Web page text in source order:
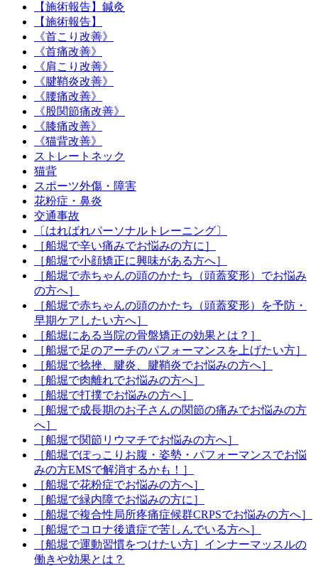
【施術報告】鍼灸
【施術報告】
《首こり改善》
《首痛改善》
《肩こり改善》
《腱鞘炎改善》
《腰痛改善》
《股関節痛改善》
《膝痛改善》
《猫背改善》
ストレートネック
猫背
スポーツ外傷・障害
花粉症・鼻炎
交通事故
〔はればれパーソナルトレーニング〕
［船堀で辛い痛みでお悩みの方に］
［船堀で小顔矯正に興味がある方へ］
［船堀で赤ちゃんの頭のかたち（頭蓋変形）でお悩み
の方へ］
［船堀で赤ちゃんの頭のかたち（頭蓋変形）を予防・
早期ケアしたい方へ］
［船堀にある当院の骨盤矯正の効果とは？］
［船堀で足のアーチのパフォーマンスを上げたい方］
［船堀で捻挫、腱炎、腱鞘炎でお悩みの方へ］
［船堀で肉離れでお悩みの方へ］
［船堀で打撲でお悩みの方へ］
［船堀で成長期のお子さんの関節の痛みでお悩みの方
へ］
［船堀で関節リウマチでお悩みの方へ］
［船堀でぽっこりお腹・姿勢・パフォーマンスでお悩
みの方EMSで解消するかも！］
［船堀で花粉症でお悩みの方へ］
［船堀で緑内障でお悩みの方に］
［船堀で複合性局所疼痛症候群CRPSでお悩みの方へ］
［船堀でコロナ後遺症で苦しんでいる方へ］
［船堀で運動習慣をつけたい方］インナーマッスルの
働きや効果とは？